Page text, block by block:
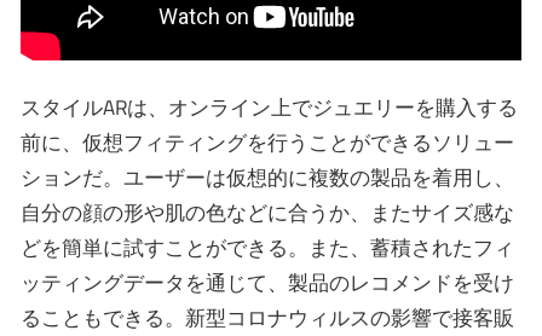
スタイルARは、オンライン上でジュエリーを購入する
前に、仮想フィティングを行うことができるソリュー
ションだ。ユーザーは仮想的に複数の製品を着用し、
自分の顔の形や肌の色などに合うか、またサイズ感な
どを簡単に試すことができる。また、蓄積されたフィ
ッティングデータを通じて、製品のレコメンドを受け
ることもできる。新型コロナウィルスの影響で接客販